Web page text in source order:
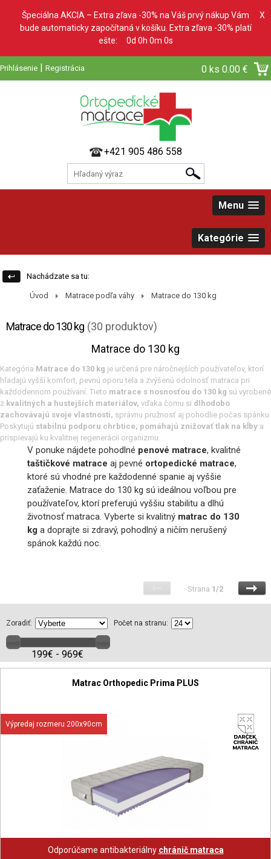
Špeciálna AKCIA – Extra zľava -30% na Váš prvý nákup Vám
bude automaticky započítaná v košíku. Extra zľava -30% platí
ešte: 0d 0h 0m 0s
X
Prihlásenie | Registrácia 0 ks 0.00 €
+421 905 486 558
Menu
Kategórie
Nachádzate sa tu:
Úvod Matrace podľa váhy Matrace do 130 kg
Matrace do 130 kg (30 produktov)
Matrace do 130 kg
Kategória Matrace do 130 kg je určená pre náročnejších používateľov, ktorí
hľadajú vyšší komfort, pevnú oporu tela a zvýšenú odolnosť matraca pri
každodennom používaní. Tieto matrace s nosnosťou do 130 kg sú vyrobené
z kvalitných a hustejších materiálov, vďaka čomu si dlhodobo
zachovávajú svoje vlastnosti, správnu pružnosť aj pohodlie počas spánku.
Poskytujú stabilnú podporu chrbtice, pomáhajú znižovať tlak na kĺby a
prispievajú ku kvalitnej regenerácii organizmu.
V ponuke nájdete pohodlné penové matrace, kvalitné
taštičkové matrace aj pevné ortopedické matrace,
ktoré sú vhodné pre každodenné spanie aj vyššie
zaťaženie. Matrace do 130 kg sú ideálnou voľbou pre
používateľov, ktorí preferujú vyššiu stabilitu a dlhú
životnosť matraca. Vyberte si kvalitný matrac do 130
kg a doprajte si zdravý, pohodlný a ničím nerušený
spánok každú noc.
Strana 1/2
Zoradiť: Počet na stranu:
199€ - 969€
Matrac Orthopedic Prima PLUS
Výpredaj rozmeru 200x90cm
Odporúčame antibakteriálny chránič matraca